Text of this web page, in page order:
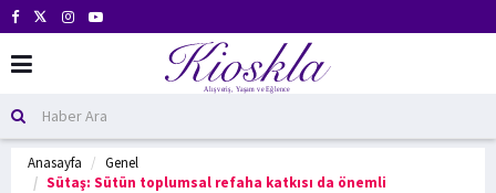
Anasayfa
Genel
Sütaş: Sütün toplumsal refaha katkısı da önemli